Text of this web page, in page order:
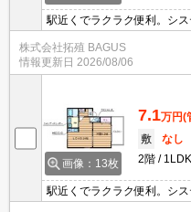
駅近くでラクラク便利。シ
株式会社拓殖 BAGUS
情報更新日 2026/08/06
画像：13枚
7.1万円(
敷
なし
2階
1LDK
駅近くでラクラク便利。シ